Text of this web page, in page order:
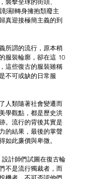
顯轉身擁抱頹廢主
真迎接極簡主義的到
所謂的流行，原本稍
服裝輪廓，卻在這 10
這些復古的服裝雖稱
不可或缺的日常服
人類隨著社會變遷而
學觀點，都是歷史洪
。流行的背後其實是
的結果，最後的掌聲
如此廉價與卑微。
計師們試圖在復古輪
不是流行獨裁者，而
機者。不可否認他們